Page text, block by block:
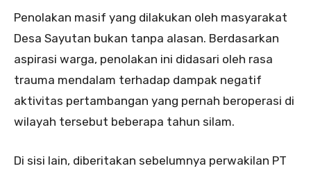
Penolakan masif yang dilakukan oleh masyarakat
Desa Sayutan bukan tanpa alasan. Berdasarkan
aspirasi warga, penolakan ini didasari oleh rasa
trauma mendalam terhadap dampak negatif
aktivitas pertambangan yang pernah beroperasi di
wilayah tersebut beberapa tahun silam.
Di sisi lain, diberitakan sebelumnya perwakilan PT